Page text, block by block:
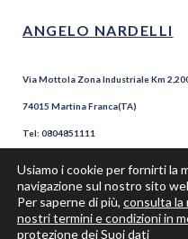
ANGELO NARDELLI
Via Mottola Zona Industriale Km
74015 Martina Franca(TA)
Tel: 0804851111
P.Iva 02154100735
Usiamo i cookie per fornirti la
navigazione sul nostro sito
Per saperne di più, consulta la
nostri termini e condizioni in
protezione dei Suoi dati